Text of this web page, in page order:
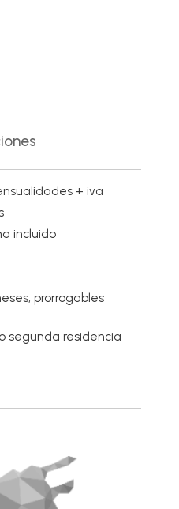
+ iva
incluido
prorrogables
segunda residencia